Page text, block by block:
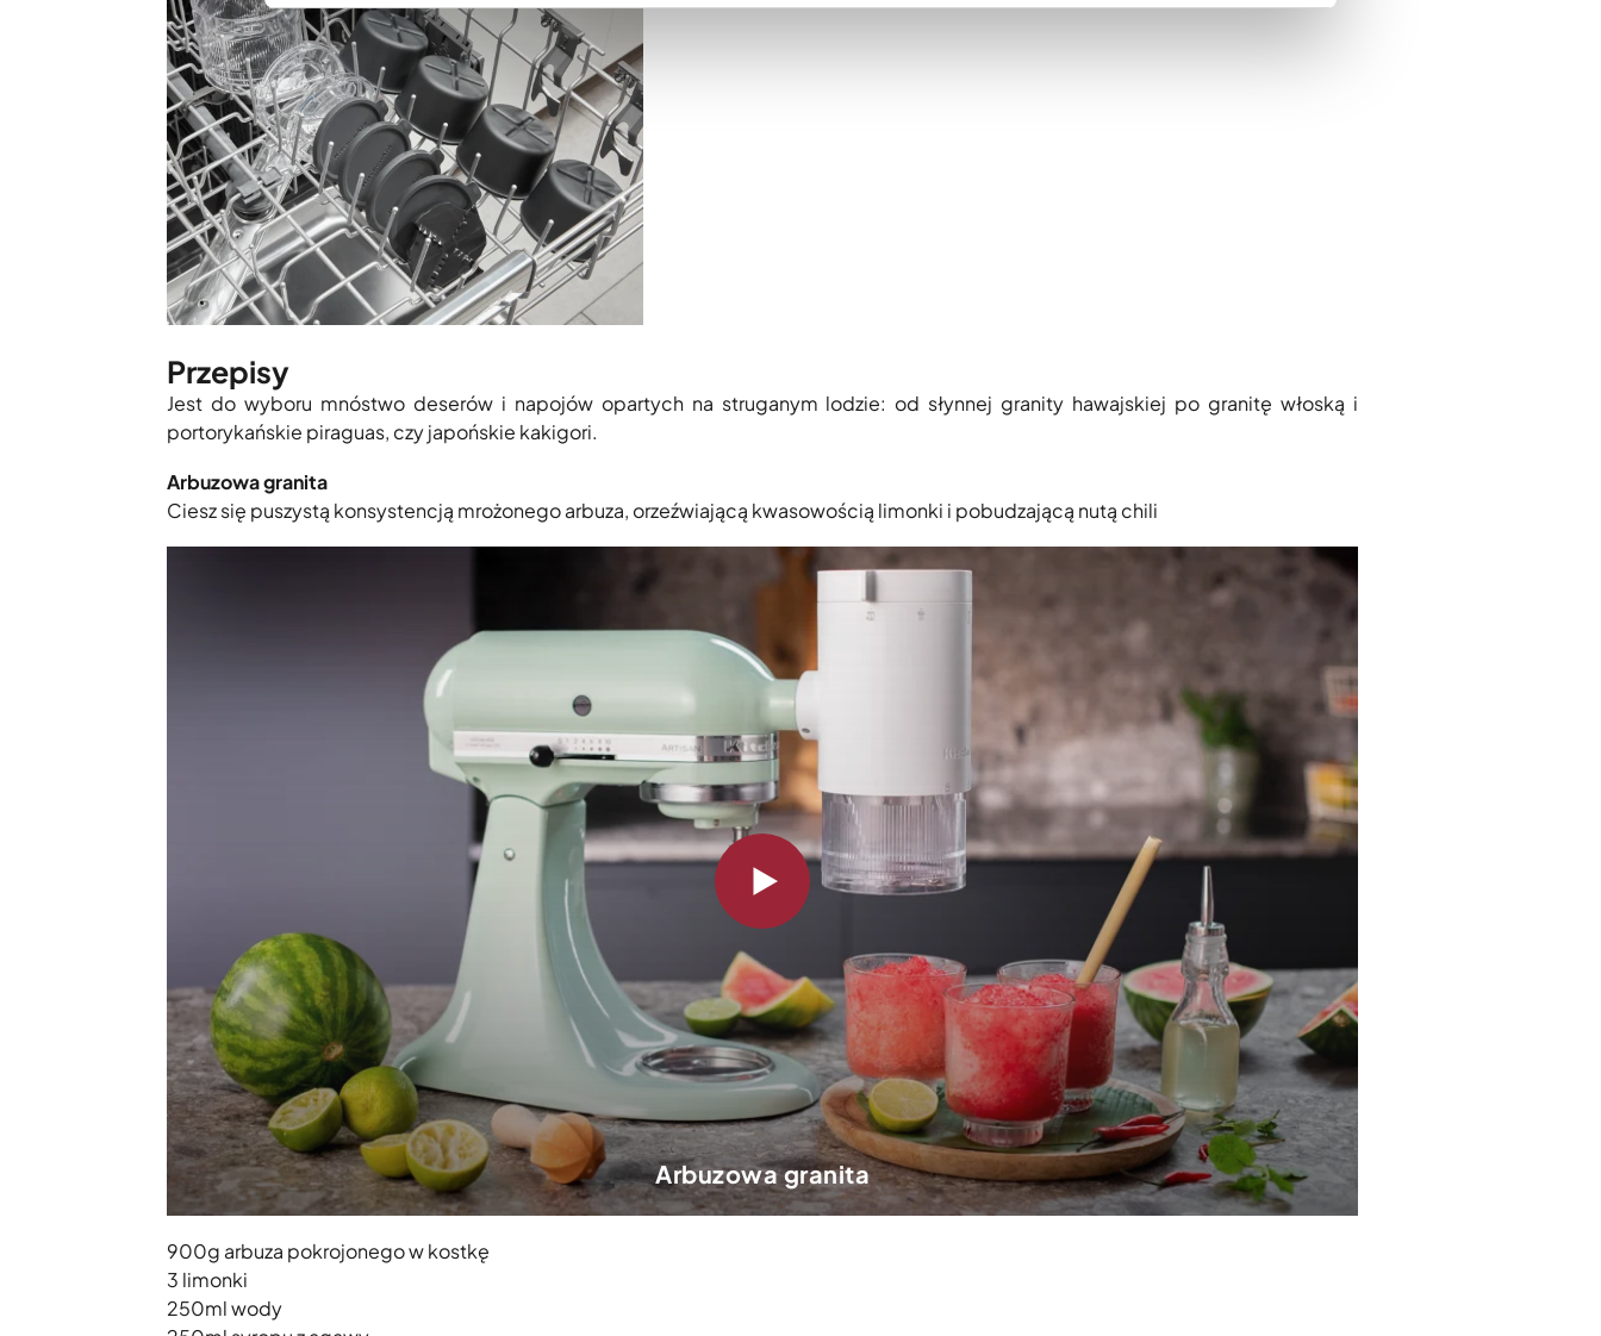
Przepisy
Jest do wyboru mnóstwo deserów i napojów opartych na struganym lodzie: od słynnej granity hawajskiej po granitę włoską i
portorykańskie piraguas, czy japońskie kakigori.
Arbuzowa granita
Ciesz się puszystą konsystencją mrożonego arbuza, orzeźwiającą kwasowością limonki i pobudzającą nutą chili
Arbuzowa granita
900g arbuza pokrojonego w kostkę
3 limonki
250ml wody